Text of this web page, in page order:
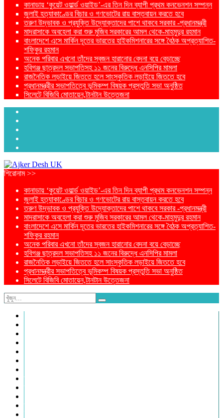
কানাডায় ‘কুয়েট ওয়ার্ল্ড ওয়াইড’-এর তিন দিন ব্যাপী প্রথম কনভেনশন সম্পন্ন
জুলাই হত্যাকাণ্ডের বিচার ও গণভোটের রায় বাস্তবায়ন করতে হবে
তরুণ উদ্ভাবক ও প্রযুক্তি উদ্যোক্তাদের পাশে থাকবে সরকার -প্রধানমন্ত্রী
মাদরাসাকে অবহেলা করা শুরু মুজিব সরকারের আমল থেকে-মাহমুদুর রহমান
বাংলাদেশে এসে মার্কিন দূতের ভারতের হাইকমিশনারের সঙ্গে বৈঠক অপ্রত্যাশিত-
শফিকুর রহমান
অনেক পরিবার এখনো তাঁদের স্বজন হারানোর বেদনা বয়ে বেড়াচ্ছে
হবিগঞ্জ ছাত্রদল সভাপতিসহ ১১ জনের বিরুদ্ধে এনসিপির মামলা
রাজনৈতিক লড়াইয়ে জিততে হলে সাংস্কৃতিক লড়াইয়ে জিততে হবে
প্রধানমন্ত্রীর সভাপতিত্বে ভূমিকম্প বিষয়ক প্রস্তুতি সভা অনুষ্ঠিত
সিলেটে বিজিবি মোতায়েন,টানটান উত্তেজনা
শিরোনাম >>
কানাডায় ‘কুয়েট ওয়ার্ল্ড ওয়াইড’-এর তিন দিন ব্যাপী প্রথম কনভেনশন সম্পন্ন
জুলাই হত্যাকাণ্ডের বিচার ও গণভোটের রায় বাস্তবায়ন করতে হবে
তরুণ উদ্ভাবক ও প্রযুক্তি উদ্যোক্তাদের পাশে থাকবে সরকার -প্রধানমন্ত্রী
মাদরাসাকে অবহেলা করা শুরু মুজিব সরকারের আমল থেকে-মাহমুদুর রহমান
বাংলাদেশে এসে মার্কিন দূতের ভারতের হাইকমিশনারের সঙ্গে বৈঠক অপ্রত্যাশিত-
শফিকুর রহমান
অনেক পরিবার এখনো তাঁদের স্বজন হারানোর বেদনা বয়ে বেড়াচ্ছে
হবিগঞ্জ ছাত্রদল সভাপতিসহ ১১ জনের বিরুদ্ধে এনসিপির মামলা
রাজনৈতিক লড়াইয়ে জিততে হলে সাংস্কৃতিক লড়াইয়ে জিততে হবে
প্রধানমন্ত্রীর সভাপতিত্বে ভূমিকম্প বিষয়ক প্রস্তুতি সভা অনুষ্ঠিত
সিলেটে বিজিবি মোতায়েন,টানটান উত্তেজনা